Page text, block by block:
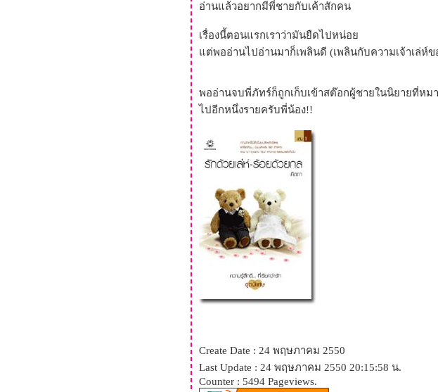
อ่านแล้วอยากมีพี่ชายกับเค้าสักคน
เรื่องนี้ตอนแรกเราว่ามันยืดไปหน่อ
ต่พออ่านไปอ่านมาก็เพลินดี (เพลินกับความเจ้าเล่ห์
พออ่านจบพี่ภัทร์ก็ถูกเก็บเข้าสต๊อกผู้ชายในนิยายที่หม
ไปอีกหนึ่งรายครับพี่น้อง!!
Create Date : 24 พฤษภาคม 2550
Last Update : 24 พฤษภาคม 2550 20:15:58 น.
Counter : 5494 Pageviews.